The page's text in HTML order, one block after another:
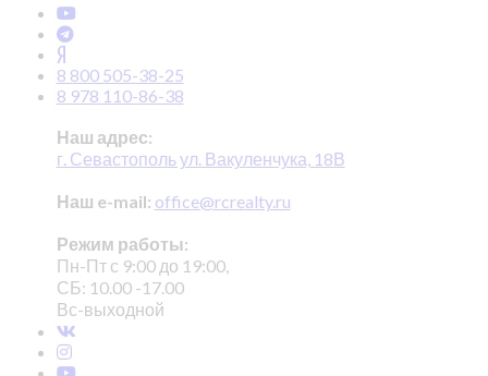
8 800 505-38-25
8 978 110-86-38
Наш адрес:
г. Севастополь ул. Вакуленчука, 18В
Наш e-mail: office@rcrealty.ru
Режим работы:
Пн-Пт с 9:00 до 19:00,
СБ: 10.00 -17.00
Вс-выходной